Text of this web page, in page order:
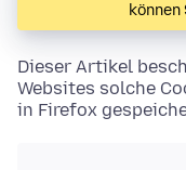
können
Dieser Artikel
Websites solche
in Firefox